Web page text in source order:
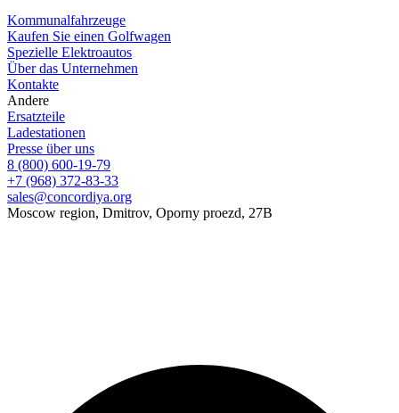
Kommunalfahrzeuge
Kaufen Sie einen Golfwagen
Spezielle Elektroautos
Über das Unternehmen
Kontakte
Andere
Ersatzteile
Ladestationen
Presse über uns
8 (800) 600-19-79
+7 (968) 372-83-33
sales@concordiya.org
Moscow region, Dmitrov, Oporny proezd, 27B